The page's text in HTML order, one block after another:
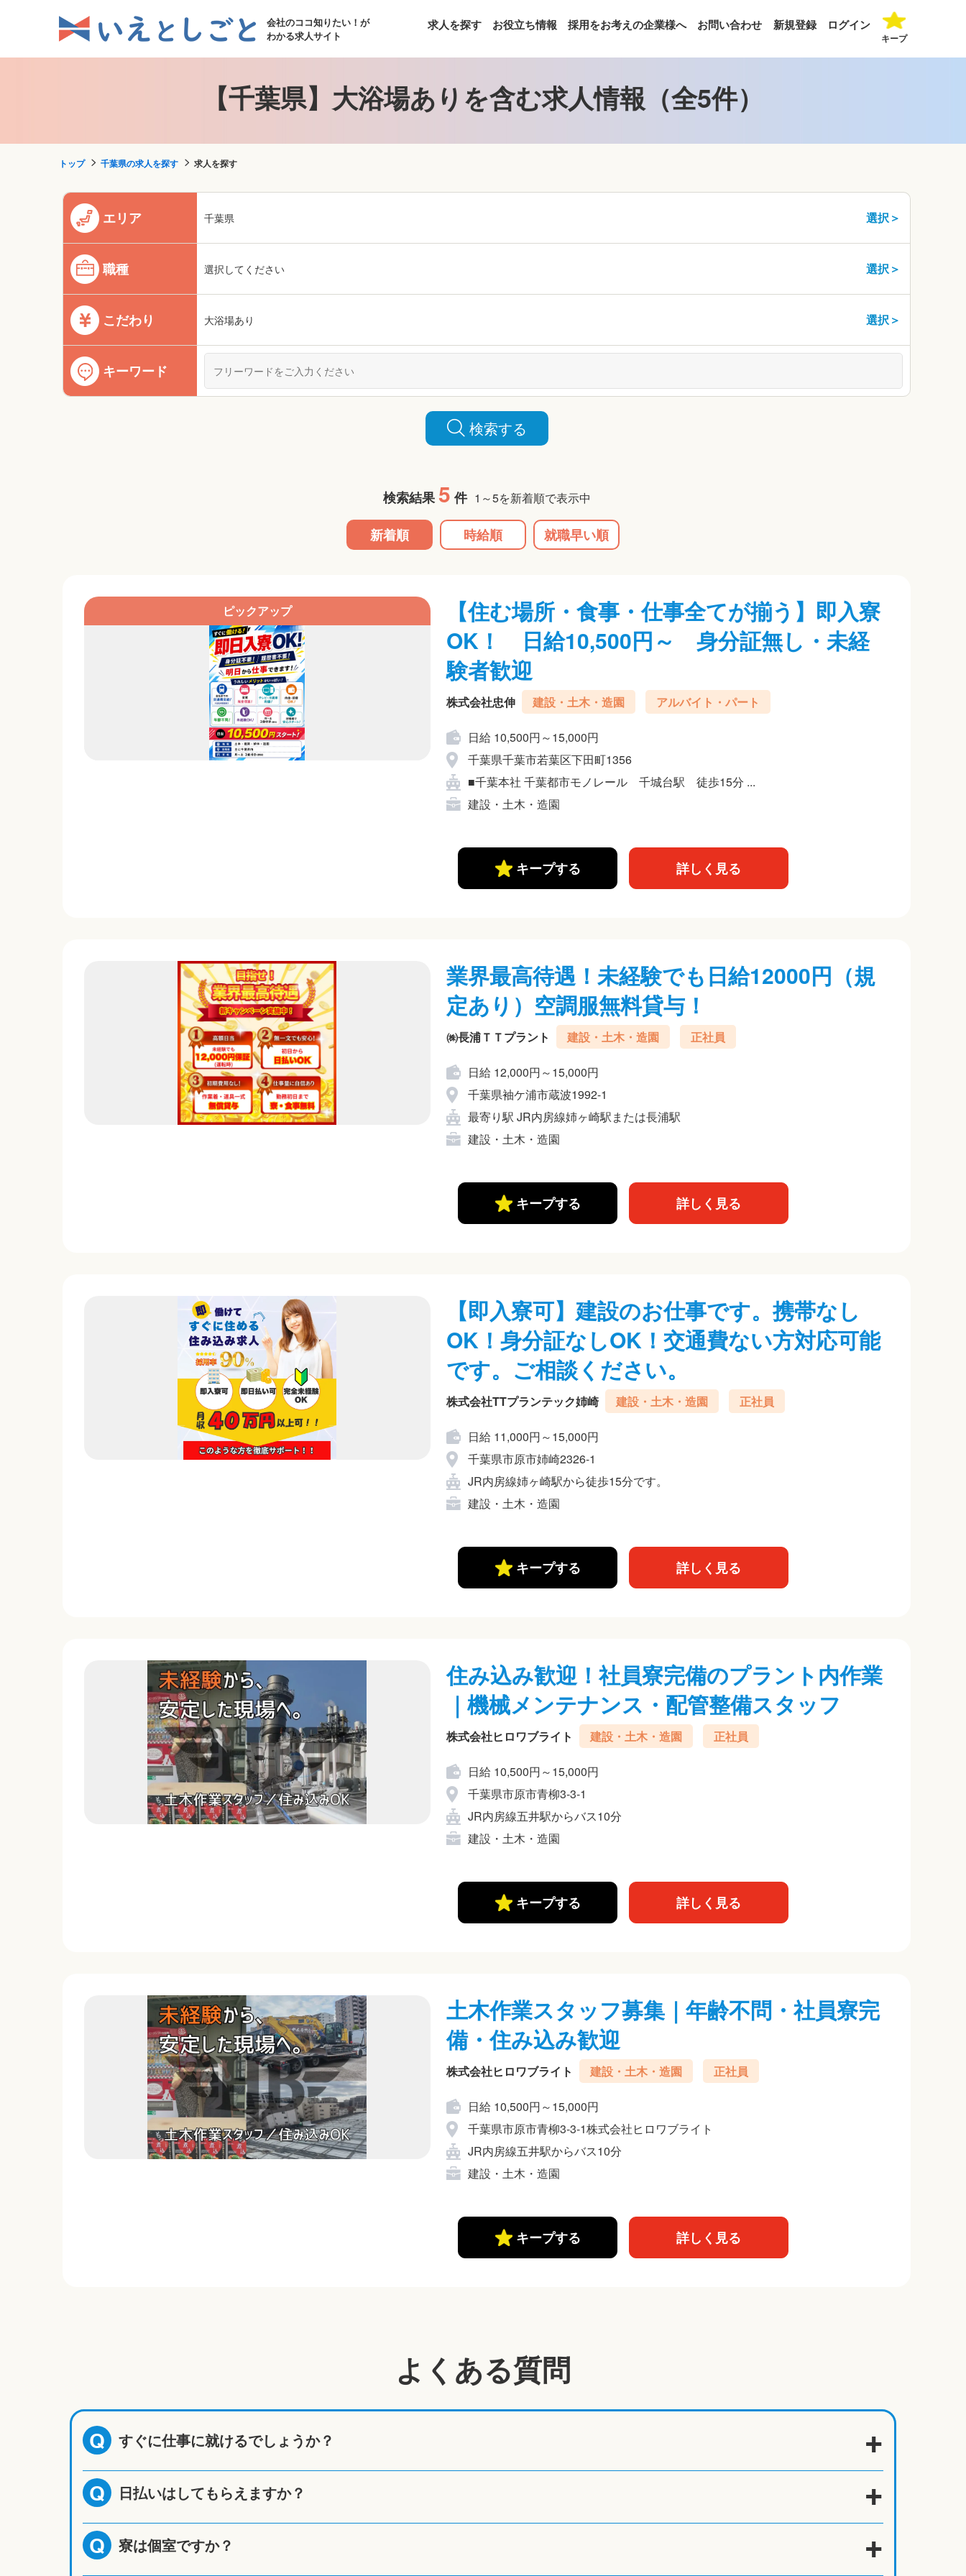
会社のココ知りたい！が
わかる求人サイト
求人を探す お役立ち情報 採用をお考えの企業様へ お問い合わせ 新規登録 ログイン
キープ
【千葉県】大浴場ありを含む求人情報（全5件）
トップ 千葉県の求人を探す 求人を探す
エリア 千葉県 選択＞
職種 選択してください 選択＞
こだわり 大浴場あり 選択＞
キーワード
検索する
検索結果 5 件 1～5を新着順で表示中
新着順 時給順 就職早い順
ピックアップ
【住む場所・食事・仕事全てが揃う】即入寮
OK！ 日給10,500円～ 身分証無し・未経
験者歓迎
株式会社忠伸 建設・土木・造園 アルバイト・パート
日給 10,500円～15,000円
千葉県千葉市若葉区下田町1356
■千葉本社 千葉都市モノレール 千城台駅 徒歩15分 ...
建設・土木・造園
キープする 詳しく見る
業界最高待遇！未経験でも日給12000円（規
定あり）空調服無料貸与！
㈱長浦ＴＴプラント 建設・土木・造園 正社員
日給 12,000円～15,000円
千葉県袖ケ浦市蔵波1992-1
最寄り駅 JR内房線姉ヶ崎駅または長浦駅
建設・土木・造園
キープする 詳しく見る
【即入寮可】建設のお仕事です。携帯なし
OK！身分証なしOK！交通費ない方対応可能
です。ご相談ください。
株式会社TTプランテック姉崎 建設・土木・造園 正社員
日給 11,000円～15,000円
千葉県市原市姉崎2326-1
JR内房線姉ヶ崎駅から徒歩15分です。
建設・土木・造園
キープする 詳しく見る
住み込み歓迎！社員寮完備のプラント内作業
｜機械メンテナンス・配管整備スタッフ
株式会社ヒロワブライト 建設・土木・造園 正社員
日給 10,500円～15,000円
千葉県市原市青柳3-3-1
JR内房線五井駅からバス10分
建設・土木・造園
キープする 詳しく見る
土木作業スタッフ募集｜年齢不問・社員寮完
備・住み込み歓迎
株式会社ヒロワブライト 建設・土木・造園 正社員
日給 10,500円～15,000円
千葉県市原市青柳3-3-1株式会社ヒロワブライト
JR内房線五井駅からバス10分
建設・土木・造園
キープする 詳しく見る
よくある質問
Q すぐに仕事に就けるでしょうか？
Q 日払いはしてもらえますか？
Q 寮は個室ですか？